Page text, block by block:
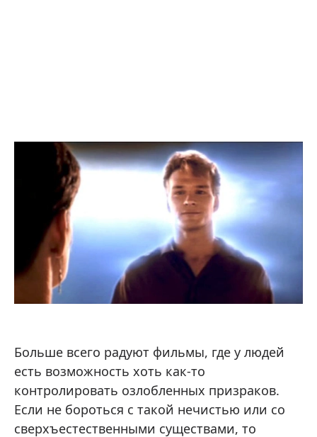
Больше всего радуют фильмы, где у людей
есть возможность хоть как-то
контролировать озлобленных призраков.
Если не бороться с такой нечистью или со
сверхъестественными существами, то